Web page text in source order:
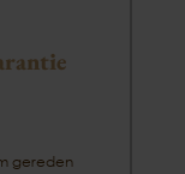
gereden